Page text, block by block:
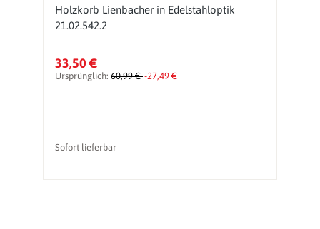
Holzkorb Lienbacher in Edelstahloptik
21.02.542.2
33,50 €
Ursprünglich: 60,99 €-27,49 €
Sofort lieferbar